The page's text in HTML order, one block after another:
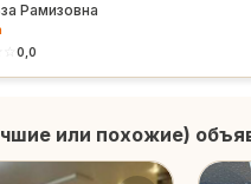
Рамизовна
0,0
или похожие)